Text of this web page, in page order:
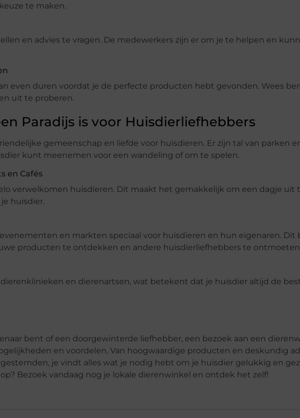
te maken.
en advies te vragen. De medewerkers zijn er om je te helpen en
even duren voordat je de perfecte producten hebt gevonden. Wees
uit te proberen.
Paradijs is voor Huisdierliefhebbers
gemeenschap en liefde voor huisdieren. Er zijn tal van parken
kunt meenemen voor een wandeling of om te spelen.
en Cafés
verwelkomen huisdieren. Dit maakt het gemakkelijk om een dagje uit
huisdier.
en markten speciaal voor huisdieren en hun eigenaren. Dit
producten te ontdekken en andere huisdierliefhebbers te
en dierenartsen, wat betekent dat je huisdier altijd de
bent of een doorgewinterde liefhebber, een bezoek aan een
en voordelen. Van hoogwaardige producten en deskundig
je vindt alles wat je nodig hebt om je huisdier gelukkig en
Bezoek vandaag nog je lokale dierenwinkel en ontdek het zelf!